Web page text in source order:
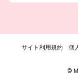
サイト利用規約 個
©